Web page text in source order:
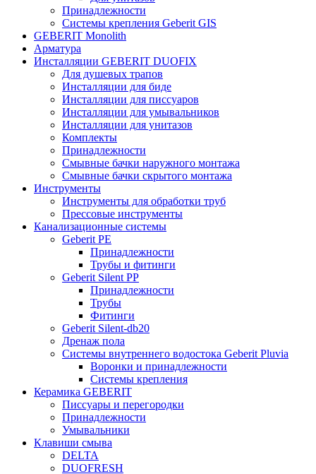
Принадлежности
Системы крепления Geberit GIS
GEBERIT Monolith
Арматура
Инсталляции GEBERIT DUOFIX
Для душевых трапов
Инсталляции для биде
Инсталляции для писсуаров
Инсталляции для умывальников
Инсталляции для унитазов
Комплекты
Принадлежности
Смывные бачки наружного монтажа
Смывные бачки скрытого монтажа
Инструменты
Инструменты для обработки труб
Прессовые инструменты
Канализационные системы
Geberit PE
Принадлежности
Трубы и фитинги
Geberit Silent PP
Принадлежности
Трубы
Фитинги
Geberit Silent-db20
Дренаж пола
Системы внутреннего водостока Geberit Pluvia
Воронки и принадлежности
Системы крепления
Керамика GEBERIT
Писсуары и перегородки
Принадлежности
Умывальники
Клавиши смыва
DELTA
DUOFRESH